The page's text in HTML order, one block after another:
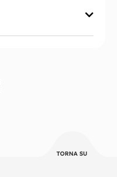
TORNA SU